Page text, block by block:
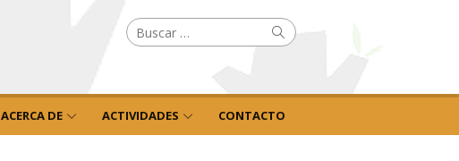
Buscar
por: Buscar
ACERCA DE ACTIVIDADES CONTACTO